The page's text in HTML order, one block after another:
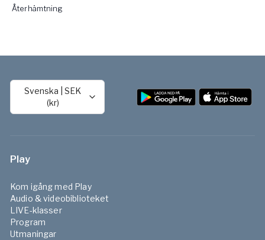
Återhämtning
Svenska |SEK
(kr)
Play
Kom igång med Play
Audio & videobiblioteket
LIVE-klasser
Program
Utmaningar